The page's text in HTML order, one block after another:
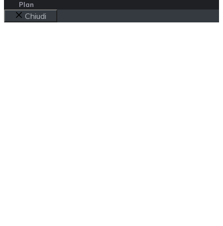
Plan
Chiudi